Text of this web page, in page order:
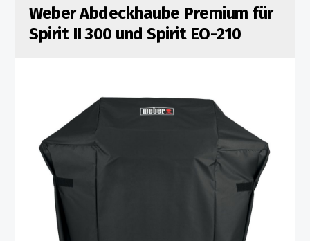
Weber Abdeckhaube Premium für
Spirit II 300 und Spirit EO-210